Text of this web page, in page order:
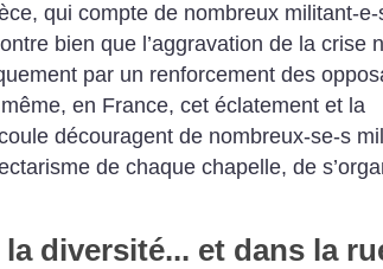
qui compte de nombreux militant-e-
bien que l’aggravation de la crise
par un renforcement des
en France, cet éclatement et la
découragent de nombreux-se-s
de chaque chapelle, de
la diversité... et dans la